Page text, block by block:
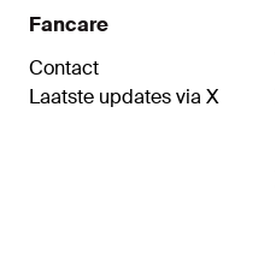
Fancare
Contact
Laatste updates via X